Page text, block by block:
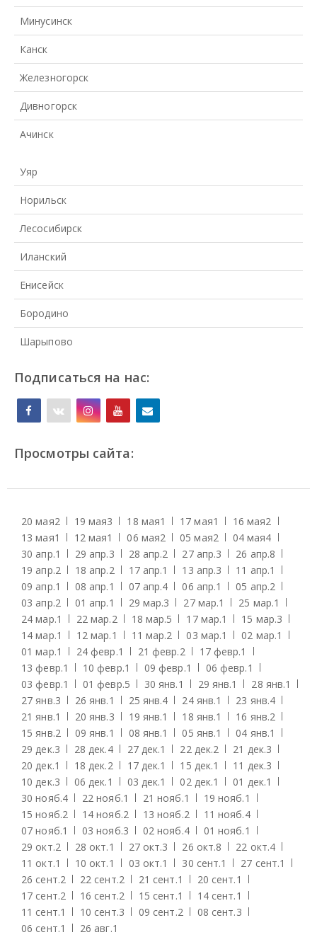
Минусинск
Канск
Железногорск
Дивногорск
Ачинск
Уяр
Норильск
Лесосибирск
Иланский
Енисейск
Бородино
Шарыпово
Подписаться на нас:
Просмотры сайта:
20 мая2 19 мая3 18 мая1 17 мая1 16 мая2
13 мая1 12 мая1 06 мая2 05 мая2 04 мая4
30 апр.1 29 апр.3 28 апр.2 27 апр.3 26 апр.8
19 апр.2 18 апр.2 17 апр.1 13 апр.3 11 апр.1
09 апр.1 08 апр.1 07 апр.4 06 апр.1 05 апр.2
03 апр.2 01 апр.1 29 мар.3 27 мар.1 25 мар.1
24 мар.1 22 мар.2 18 мар.5 17 мар.1 15 мар.3
14 мар.1 12 мар.1 11 мар.2 03 мар.1 02 мар.1
01 мар.1 24 февр.1 21 февр.2 17 февр.1
13 февр.1 10 февр.1 09 февр.1 06 февр.1
03 февр.1 01 февр.5 30 янв.1 29 янв.1 28 янв.1
27 янв.3 26 янв.1 25 янв.4 24 янв.1 23 янв.4
21 янв.1 20 янв.3 19 янв.1 18 янв.1 16 янв.2
15 янв.2 09 янв.1 08 янв.1 05 янв.1 04 янв.1
29 дек.3 28 дек.4 27 дек.1 22 дек.2 21 дек.3
20 дек.1 18 дек.2 17 дек.1 15 дек.1 11 дек.3
10 дек.3 06 дек.1 03 дек.1 02 дек.1 01 дек.1
30 нояб.4 22 нояб.1 21 нояб.1 19 нояб.1
15 нояб.2 14 нояб.2 13 нояб.2 11 нояб.4
07 нояб.1 03 нояб.3 02 нояб.4 01 нояб.1
29 окт.2 28 окт.1 27 окт.3 26 окт.8 22 окт.4
11 окт.1 10 окт.1 03 окт.1 30 сент.1 27 сент.1
26 сент.2 22 сент.2 21 сент.1 20 сент.1
17 сент.2 16 сент.2 15 сент.1 14 сент.1
11 сент.1 10 сент.3 09 сент.2 08 сент.3
06 сент.1 26 авг.1